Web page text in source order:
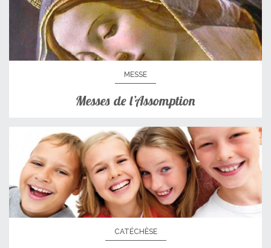
MESSE
Messes de l’Assomption
CATÉCHÈSE